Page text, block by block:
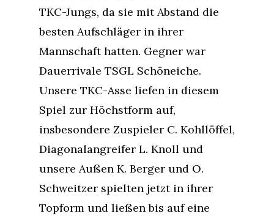
TKC-Jungs, da sie mit Abstand die
besten Aufschläger in ihrer
Mannschaft hatten. Gegner war
Dauerrivale TSGL Schöneiche.
Unsere TKC-Asse liefen in diesem
Spiel zur Höchstform auf,
insbesondere Zuspieler C. Kohllöffel,
Diagonalangreifer L. Knoll und
unsere Außen K. Berger und O.
Schweitzer spielten jetzt in ihrer
Topform und ließen bis auf eine